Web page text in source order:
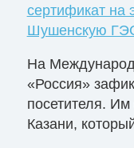
сертификат на
Шушенскую
На
«Россия»
посетителя.
Казани,